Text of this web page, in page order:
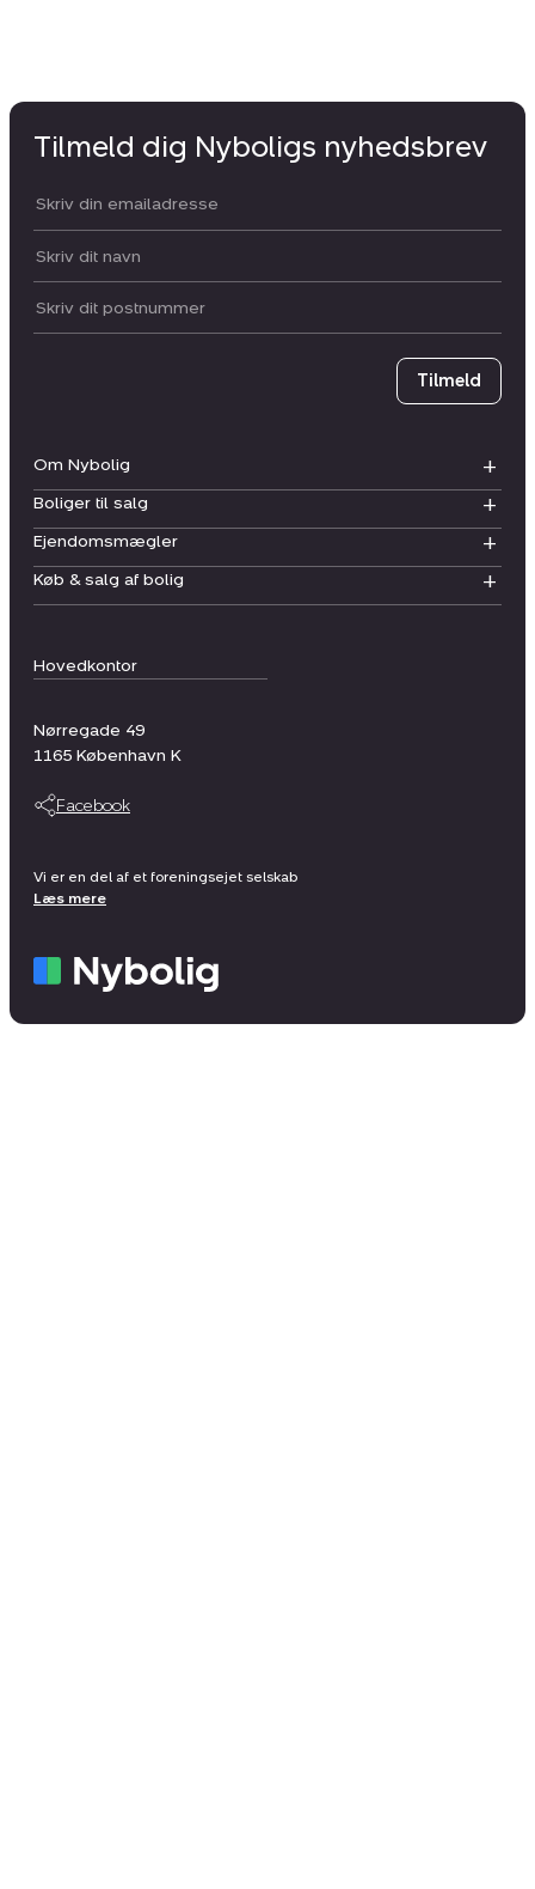
Hovedkontor
Nørregade 49
1165 København K
Facebook
Om Nybolig
Boliger til salg
Ejendomsmægler
Køb & salg af bolig
Tilmeld dig Nyboligs nyhedsbrev
Din email:
Dit navn:
Postnummer
Tilmeld
Vi er en del af et foreningsejet selskab
Læs mere